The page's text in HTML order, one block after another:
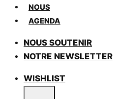
NOUS
AGENDA
NOUS SOUTENIR
NOTRE NEWSLETTER
WISHLIST